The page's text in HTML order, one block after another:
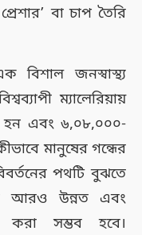
বা চাপ তৈরি
বিশাল জনস্বাস্থ্য
ম্যালেরিয়ায়
হন এবং ৬,০৮,০০০-
মানুষের গন্ধের
পথটি বুঝতে
আরও উন্নত এবং
করা সম্ভব হবে।